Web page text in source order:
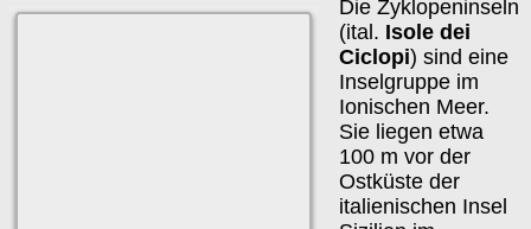
Die Zyklopeninseln
(ital. Isole dei
Ciclopi) sind eine
Inselgruppe im
Ionischen Meer.
Sie liegen etwa
100 m vor der
Ostküste der
italienischen Insel